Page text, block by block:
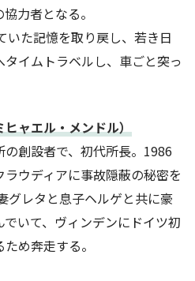
力者となる。
いた記憶を取り戻し、若き日
イムトラベルし、車ごと突っ
ャエル・メンドル）
創設者で、初代所長。1986
ウディアに事故隠蔽の秘密を
グレタと息子ヘルゲと共に豪
いて、ヴィンデンにドイツ初
め奔走する。